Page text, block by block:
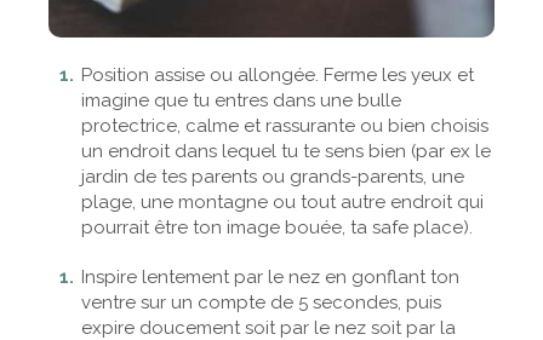
Position assise ou allongée. Ferme les yeux et
imagine que tu entres dans une bulle
protectrice, calme et rassurante ou bien choisis
un endroit dans lequel tu te sens bien (par ex le
jardin de tes parents ou grands-parents, une
plage, une montagne ou tout autre endroit qui
pourrait être ton image bouée, ta safe place).
Inspire lentement par le nez en gonflant ton
ventre sur un compte de 5 secondes, puis
expire doucement soit par le nez soit par la